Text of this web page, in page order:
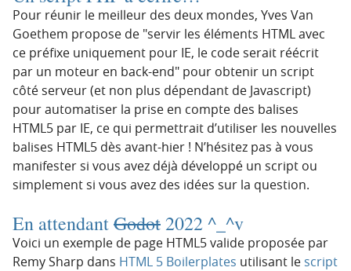
Pour réunir le meilleur des deux mondes, Yves Van
Goethem propose de servir les éléments HTML avec
ce préfixe uniquement pour IE, le code serait réécrit
par un moteur en back-end pour obtenir un script
côté serveur (et non plus dépendant de Javascript)
pour automatiser la prise en compte des balises
HTML5 par IE, ce qui permettrait d’utiliser les nouvelles
balises HTML5 dès avant-hier ! N’hésitez pas à vous
manifester si vous avez déjà développé un script ou
simplement si vous avez des idées sur la question.
En attendantGodot2022 ^_^v
Voici un exemple de page HTML5 valide proposée par
Remy Sharp dans HTML 5 Boilerplates utilisant le script